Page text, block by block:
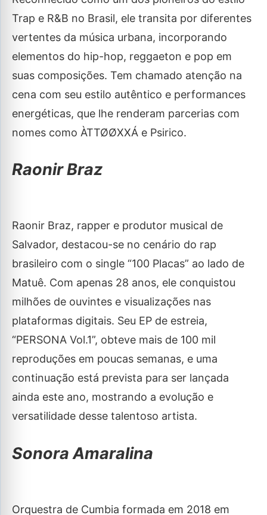
Trap e R&B no Brasil, ele transita por diferentes
vertentes da música urbana, incorporando
elementos do hip-hop, reggaeton e pop em
suas composições. Tem chamado atenção na
cena com seu estilo autêntico e performances
energéticas, que lhe renderam parcerias com
nomes como ÀTTØØXXÁ e Psirico.
Raonir Braz
Raonir Braz, rapper e produtor musical de
Salvador, destacou-se no cenário do rap
brasileiro com o single “100 Placas” ao lado de
Matuê. Com apenas 28 anos, ele conquistou
milhões de ouvintes e visualizações nas
plataformas digitais. Seu EP de estreia,
“PERSONA Vol.1”, obteve mais de 100 mil
reproduções em poucas semanas, e uma
continuação está prevista para ser lançada
ainda este ano, mostrando a evolução e
versatilidade desse talentoso artista.
Sonora Amaralina
Orquestra de Cumbia formada em 2018 em